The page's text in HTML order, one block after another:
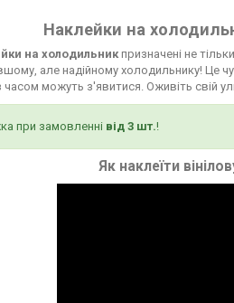
Наклейки на
на холодильникпризначені не
але надійному холодильнику! Це
часом можуть з'явитися. Оживіть свій
при замовленні від 3 шт.!
Як наклеїти